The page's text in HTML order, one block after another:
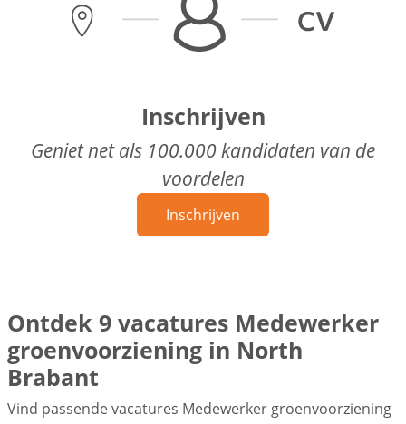
Inschrijven
Geniet net als 100.000 kandidaten van de
voordelen
Inschrijven
Ontdek 9 vacatures Medewerker
groenvoorziening in North
Brabant
Vind passende vacatures Medewerker groenvoorziening